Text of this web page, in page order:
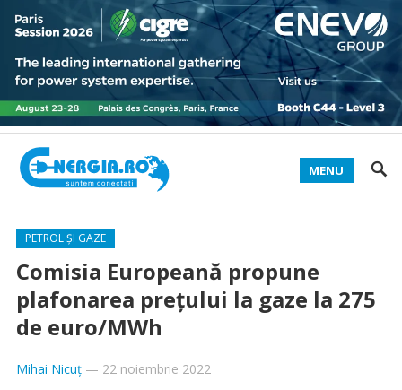
MENU
PETROL ȘI GAZE
Comisia Europeană propune
plafonarea prețului la gaze la 275
de euro/MWh
Mihai Nicuț— 22 noiembrie 2022